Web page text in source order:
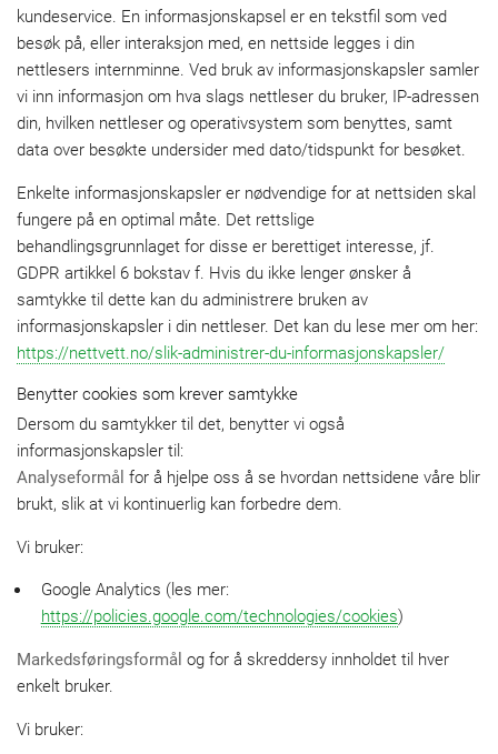
kundeservice. En informasjonskapsel er en tekstfil som ved
besøk på, eller interaksjon med, en nettside legges i din
nettlesers internminne. Ved bruk av informasjonskapsler samler
vi inn informasjon om hva slags nettleser du bruker, IP-adressen
din, hvilken nettleser og operativsystem som benyttes, samt
data over besøkte undersider med dato/tidspunkt for besøket.
Enkelte informasjonskapsler er nødvendige for at nettsiden skal
fungere på en optimal måte. Det rettslige
behandlingsgrunnlaget for disse er berettiget interesse, jf.
GDPR artikkel 6 bokstav f. Hvis du ikke lenger ønsker å
samtykke til dette kan du administrere bruken av
informasjonskapsler i din nettleser. Det kan du lese mer om her:
https://nettvett.no/slik-administrer-du-informasjonskapsler/
Benytter cookies som krever samtykke
Dersom du samtykker til det, benytter vi også
informasjonskapsler til:
Analyseformål for å hjelpe oss å se hvordan nettsidene våre blir
brukt, slik at vi kontinuerlig kan forbedre dem.
Vi bruker:
Google Analytics (les mer:
https://policies.google.com/technologies/cookies)
Markedsføringsformål og for å skreddersy innholdet til hver
enkelt bruker.
Vi bruker: